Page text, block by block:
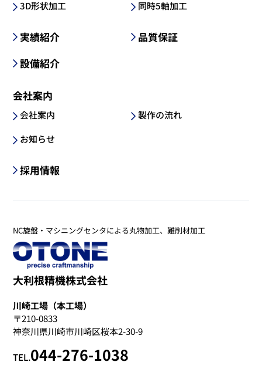
3D形状加工
同時5軸加工
実績紹介
品質保証
設備紹介
会社案内
会社案内
製作の流れ
お知らせ
採用情報
NC旋盤・マシニングセンタによる丸物加工、難削材加工
大利根精機株式会社
川崎工場（本工場）
〒210-0833
神奈川県川崎市川崎区桜本2-30-9
TEL.044-276-1038